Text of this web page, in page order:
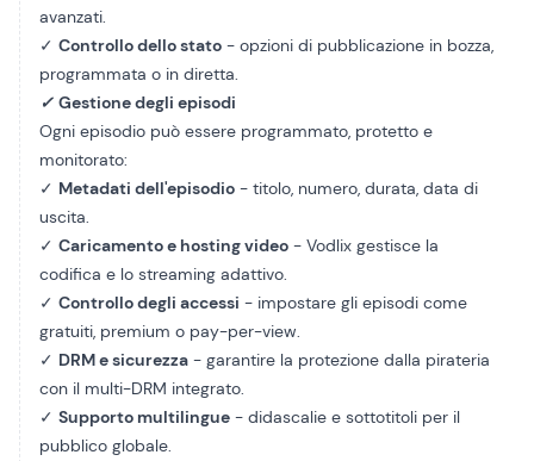
avanzati.
✓ Controllo dello stato - opzioni di pubblicazione in bozza,
programmata o in diretta.
✓ Gestione degli episodi
Ogni episodio può essere programmato, protetto e
monitorato:
✓ Metadati dell'episodio - titolo, numero, durata, data di
uscita.
✓ Caricamento e hosting video - Vodlix gestisce la
codifica e lo streaming adattivo.
✓ Controllo degli accessi - impostare gli episodi come
gratuiti, premium o pay-per-view.
✓ DRM e sicurezza - garantire la protezione dalla pirateria
con il multi-DRM integrato.
✓ Supporto multilingue - didascalie e sottotitoli per il
pubblico globale.